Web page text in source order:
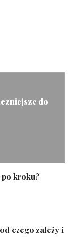
do
po kroku?
czego zależy i